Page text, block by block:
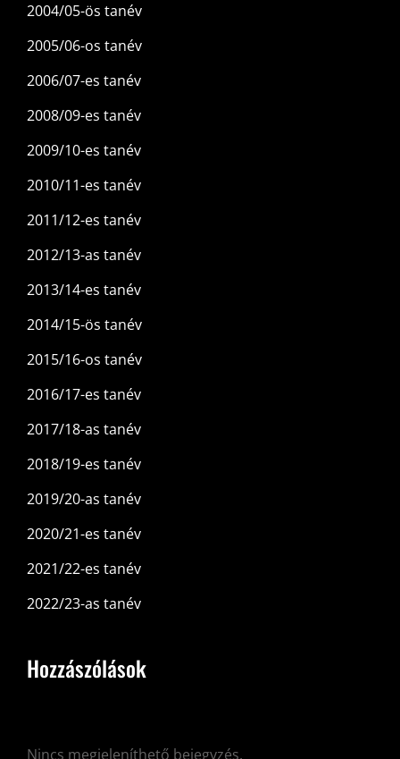
2004/05-ös tanév
2005/06-os tanév
2006/07-es tanév
2008/09-es tanév
2009/10-es tanév
2010/11-es tanév
2011/12-es tanév
2012/13-as tanév
2013/14-es tanév
2014/15-ös tanév
2015/16-os tanév
2016/17-es tanév
2017/18-as tanév
2018/19-es tanév
2019/20-as tanév
2020/21-es tanév
2021/22-es tanév
2022/23-as tanév
Hozzászólások
Nincs megjeleníthető bejegyzés.